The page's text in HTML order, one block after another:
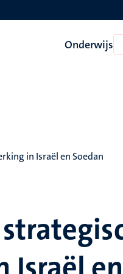
Onderwijs
in Israël en Soedan